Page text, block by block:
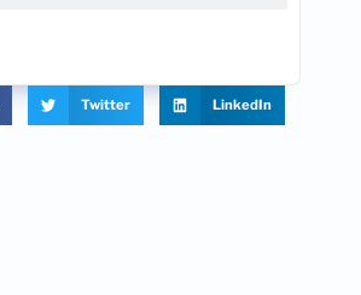
Twitter LinkedIn